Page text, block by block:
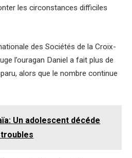
les circonstances difficiles
des Sociétés de la Croix-
l’ouragan Daniel a fait plus de
alors que le nombre continue
Un adolescent décéde